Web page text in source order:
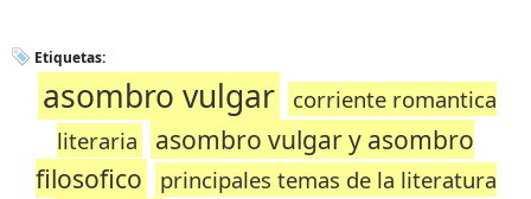
Etiquetas:
asombro vulgar
corriente romantica
literaria
asombro vulgar y asombro
filosofico
principales temas de la literatura